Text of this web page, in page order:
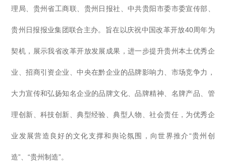
理局、贵州省工商联、贵州日报社、中共贵阳市委市委宣传部、
贵州日报报业集团联合主办。 旨在以庆祝中国改革开放40周年为
契机，展示我省改革开放发展成果，进一步提升贵州本土优秀企
业、招商引资企业、中央在黔企业的品牌影响力、市场竞争力，
大力宣传和弘扬知名企业的品牌文化、品牌精神、名牌产品、管
理创新、科技创新、典型经验、典型人物、社会责任，为优秀企
业发展营造良好的文化支撑和舆论氛围，向世界推介 “贵州创
造”、“贵州制造”。